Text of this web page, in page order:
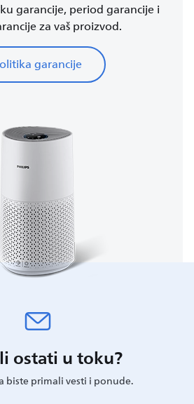
garancije, period garancije i
za vaš proizvod.
garancije
ostati u toku?
biste primali vesti i ponude.